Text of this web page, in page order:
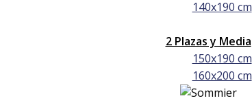
140x190 cm
2 Plazas y Media
150x190 cm
160x200 cm